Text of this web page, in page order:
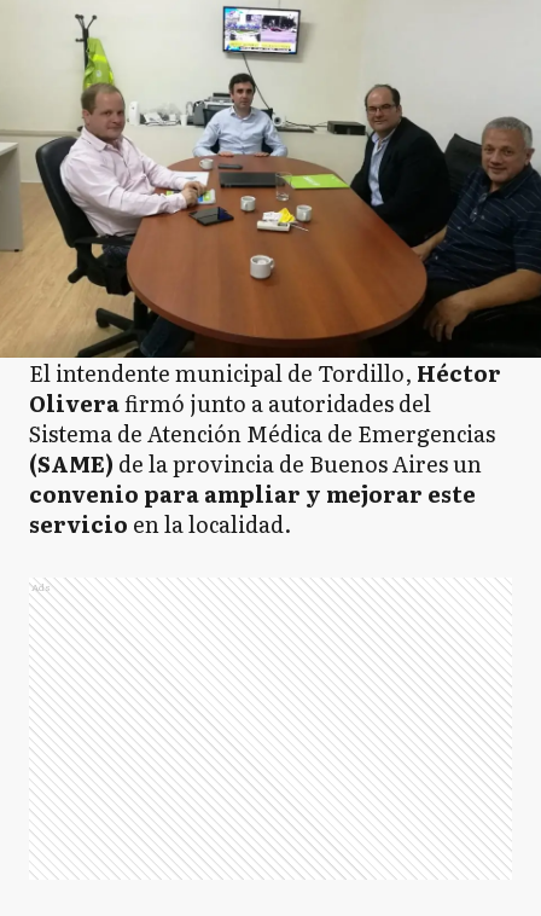
El intendente municipal de Tordillo, Héctor
Oliverafirmó junto a autoridades del
Sistema de Atención Médica de Emergencias
(SAME) de la provincia de Buenos Aires un
convenio para ampliar y mejorar este
servicio en la localidad.
Ads